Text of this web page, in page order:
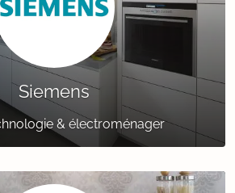
Siemens
& électroménager